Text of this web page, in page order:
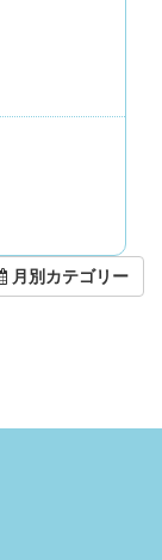
月別カテゴリー